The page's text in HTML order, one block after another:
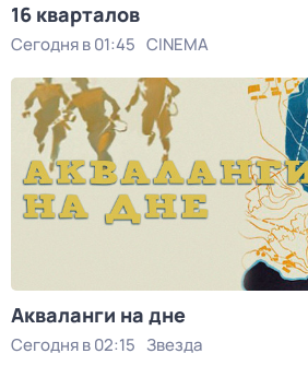
16 кварталов
Сегодня в 01:45 CINEMA
Акваланги на дне
Сегодня в 02:15 Звезда